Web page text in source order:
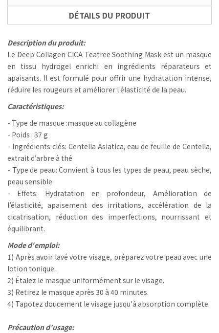
DÉTAILS DU PRODUIT
Description du produit:
Le Deep Collagen CICA Teatree Soothing Mask est un masque
en tissu hydrogel enrichi en ingrédients réparateurs et
apaisants. Il est formulé pour offrir une hydratation intense,
réduire les rougeurs et améliorer l'élasticité de la peau.
Caractéristiques:
- Type de masque :masque au collagène
- Poids : 37 g
- Ingrédients clés: Centella Asiatica, eau de feuille de Centella,
extrait d’arbre à thé
- Type de peau: Convient à tous les types de peau, peau sèche,
peau sensible
- Effets: Hydratation en profondeur, Amélioration de
l’élasticité, apaisement des irritations, accélération de la
cicatrisation, réduction des imperfections, nourrissant et
équilibrant.
Mode d'emploi:
1) Après avoir lavé votre visage, préparez votre peau avec une
lotion tonique.
2) Étalez le masque uniformément sur le visage.
3) Retirez le masque après 30 à 40 minutes.
4) Tapotez doucement le visage jusqu'à absorption complète.
Précaution d’usage: